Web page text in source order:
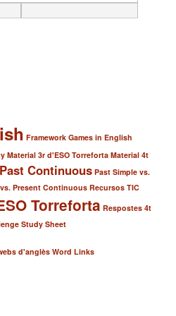
Framework Games in English
Material 3r d'ESO Torreforta Material 4t
Continuous Past Simple vs.
Present Continuous Recursos TIC
Torreforta Respostes 4t
Study Sheet
d'anglès Word Links